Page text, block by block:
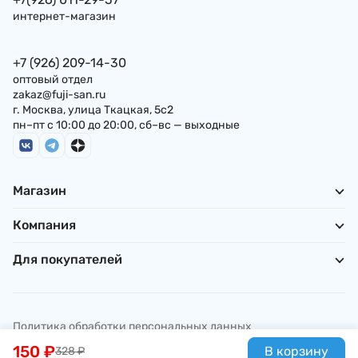
328₽
150 ₽ В корзину
интернет-магазин
+7 (926) 209-14-30
оптовый отдел
zakaz@fuji-san.ru
г. Москва, улица Ткацкая, 5с2
пн–пт с 10:00 до 20:00, сб–вс — выходные
Магазин
Компания
Для покупателей
Политика обработки персональных данных